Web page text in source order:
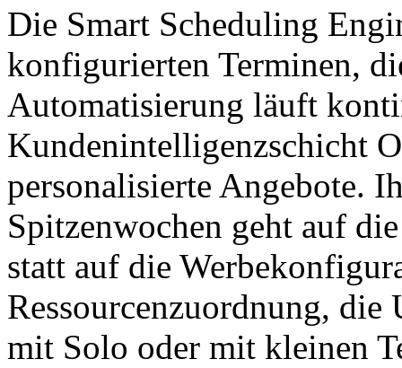
Die Smart Scheduling
konfigurierten Terminen,
Automatisierung läuft
Kundenintelligenzschicht
personalisierte Angebote.
Spitzenwochen geht auf
statt auf die
Ressourcenzuordnung, die
mit Solo oder mit kleinen